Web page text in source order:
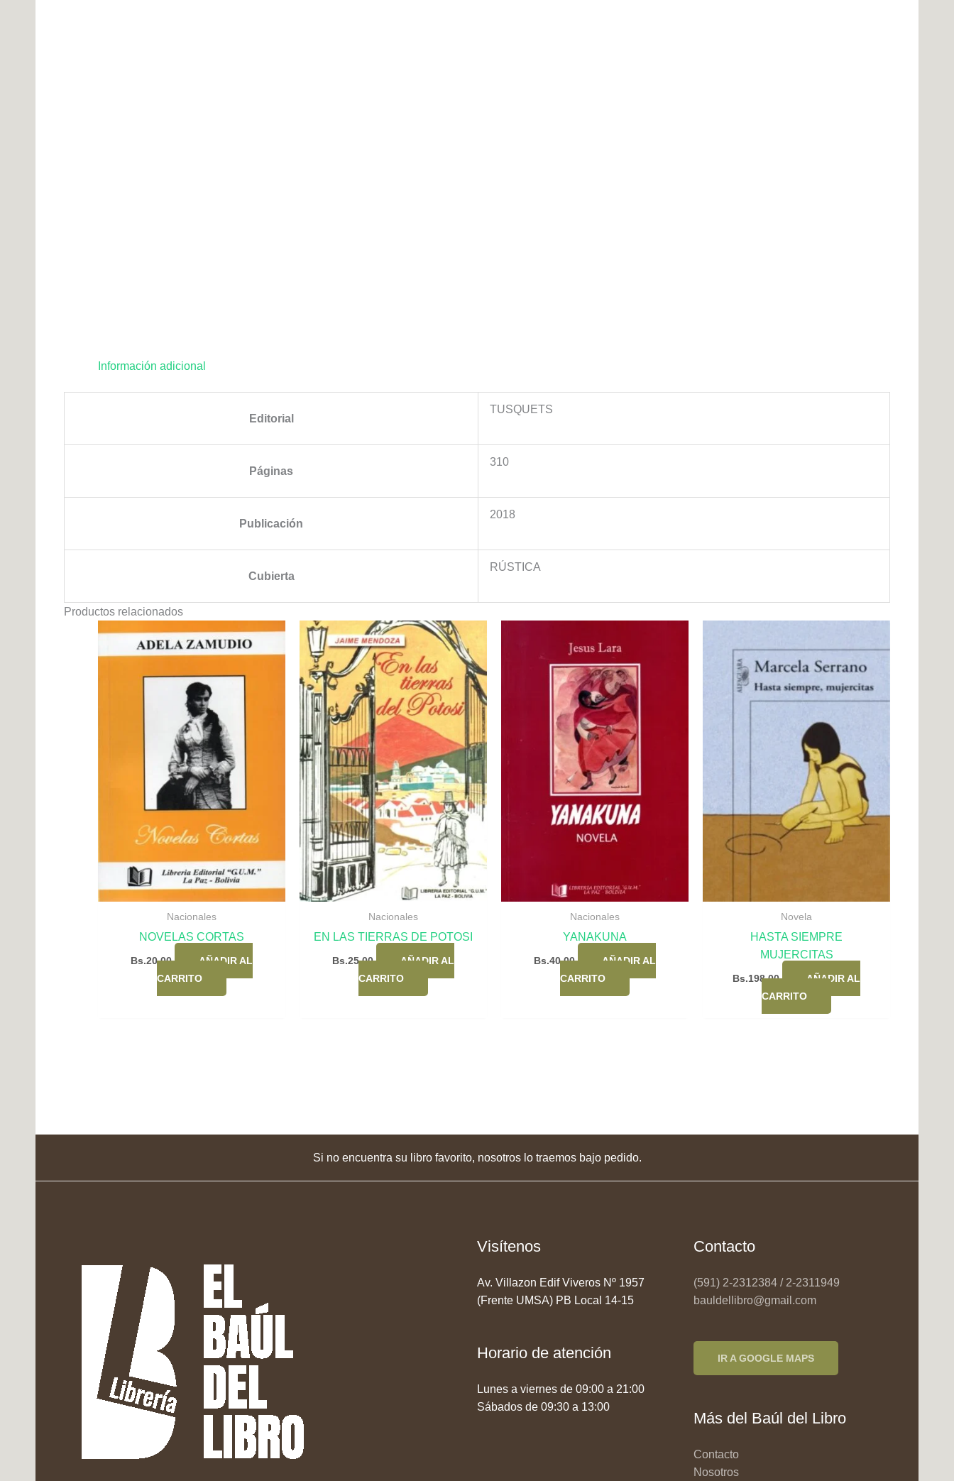
Información adicional
Editorial
TUSQUETS
Páginas
310
Publicación
2018
Cubierta
RÚSTICA
Productos relacionados
Nacionales
NOVELAS CORTAS
Bs.20,00
AÑADIR AL
CARRITO
Nacionales
EN LAS TIERRAS DE POTOSI
Bs.25,00
AÑADIR AL
CARRITO
Nacionales
YANAKUNA
Bs.40,00
AÑADIR AL
CARRITO
Novela
HASTA SIEMPRE
MUJERCITAS
Bs.198,00
AÑADIR AL
CARRITO
Si no encuentra su libro favorito, nosotros lo traemos bajo pedido.
Visítenos
Av. Villazon Edif Viveros Nº 1957
(Frente UMSA) PB Local 14-15
Horario de atención
Lunes a viernes de 09:00 a 21:00
Sábados de 09:30 a 13:00
Contacto
(591) 2-2312384 / 2-2311949
bauldellibro@gmail.com
IR A GOOGLE MAPS
Más del Baúl del Libro
Contacto
Nosotros